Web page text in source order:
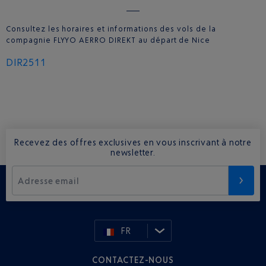
Consultez les horaires et informations des vols de la
compagnie FLYYO AERRO DIREKT au départ de Nice
DIR2511
Recevez des offres exclusives en vous inscrivant à notre
newsletter.
Adresse email
FR
CONTACTEZ-NOUS